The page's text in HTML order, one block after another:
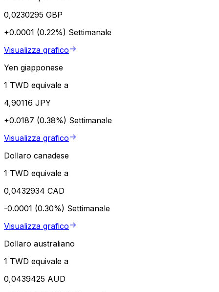
0,0230295 GBP
+0.0001 (0.22%) Settimanale
Visualizza grafico
Yen giapponese
1 TWD equivale a
4,90116 JPY
+0.0187 (0.38%) Settimanale
Visualizza grafico
Dollaro canadese
1 TWD equivale a
0,0432934 CAD
-0.0001 (0.30%) Settimanale
Visualizza grafico
Dollaro australiano
1 TWD equivale a
0,0439425 AUD